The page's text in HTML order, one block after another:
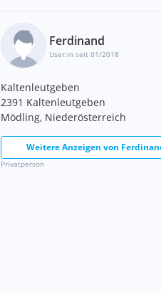
Ferdinand
User:in seit 01/2018
Kaltenleutgeben
2391 Kaltenleutgeben
Mödling, Niederösterreich
Weitere Anzeigen von
Privatperson